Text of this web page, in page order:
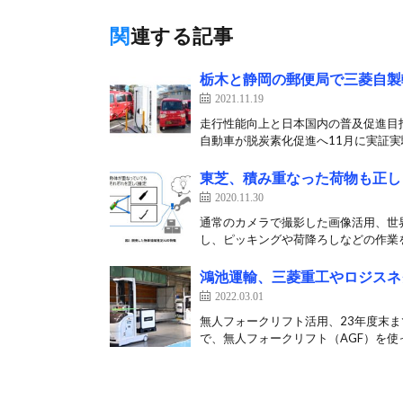
関連する記事
栃木と静岡の郵便局で三菱自
2021.11.19
走行性能向上と日本国内の普及促進
自動車が脱炭素化促進へ11月に実証
東芝、積み重なった荷物も正
2020.11.30
通常のカメラで撮影した画像活用、
し、ピッキングや荷降ろしなどの作
鴻池運輸、三菱重工やロジス
2022.03.01
無人フォークリフト活用、23年度末
で、無人フォークリフト（AGF）を